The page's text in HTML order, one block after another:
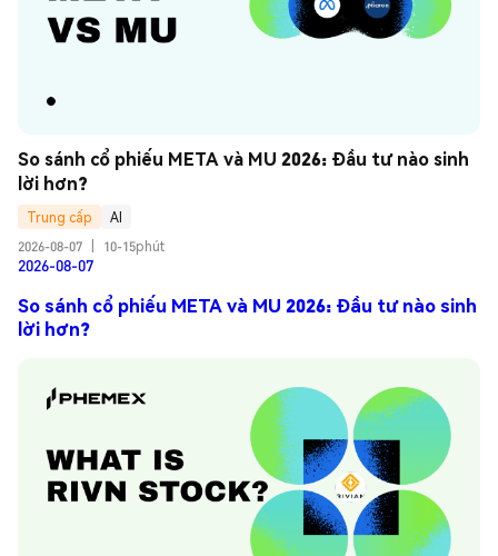
So sánh cổ phiếu META và MU 2026: Đầu tư nào sinh
lời hơn?
Trung cấp
AI
2026-08-07
10-15phút
2026-08-07
So sánh cổ phiếu META và MU 2026: Đầu tư nào sinh
lời hơn?